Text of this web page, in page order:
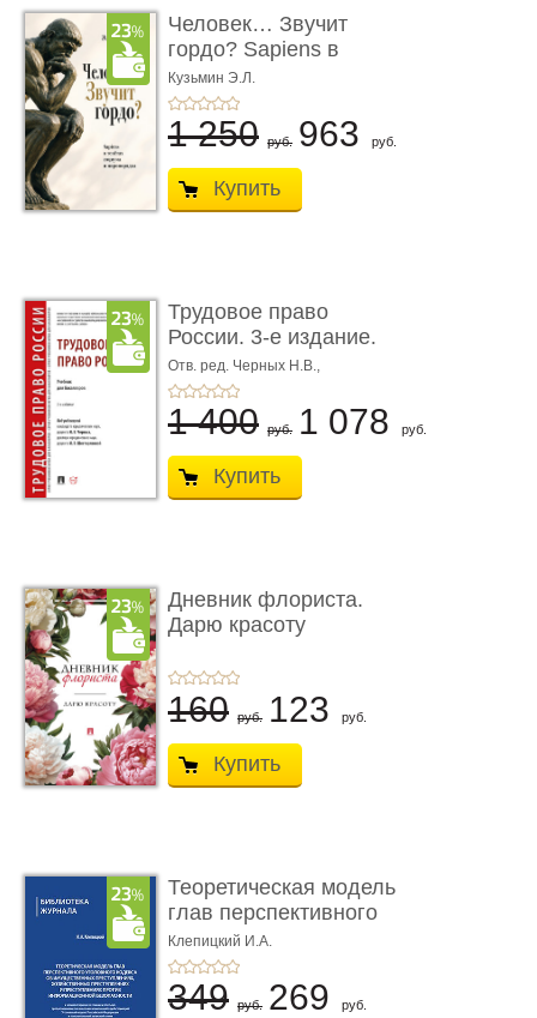
Человек… Звучит
гордо? Sapiens в
тенётах социума � ...
Кузьмин Э.Л.
1 250 руб. 963 руб.
Купить
Трудовое право
России. 3-е издание.
Учебник для ...
Отв. ред. Черных Н.В.,
Шестерякова И.В.
1 400 руб. 1 078 руб.
Купить
Дневник флориста.
Дарю красоту
160 руб. 123 руб.
Купить
Теоретическая модель
глав перспективного
УК о ...
Клепицкий И.А.
349 руб. 269 руб.